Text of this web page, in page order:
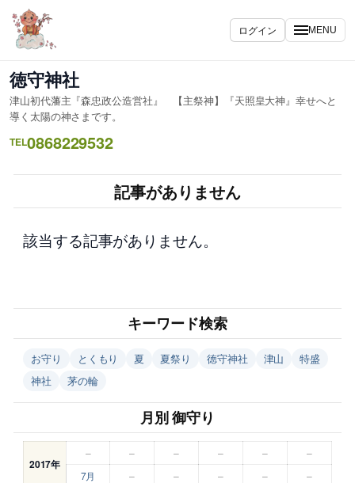
内
容
ス
キ
ッ
プ
ログイン MENU
徳守神社
津山初代藩主『森忠政公造営社』 【主祭神】『天照皇大神』幸せへと
導く太陽の神さまです。
TEL0868229532
記事がありません
該当する記事がありません。
キーワード検索
お守り とくもり 夏 夏祭り 徳守神社 津山
特盛
神社
茅の輪
月別 御守り
2017年
– – – – –
–
7月
– – – – –